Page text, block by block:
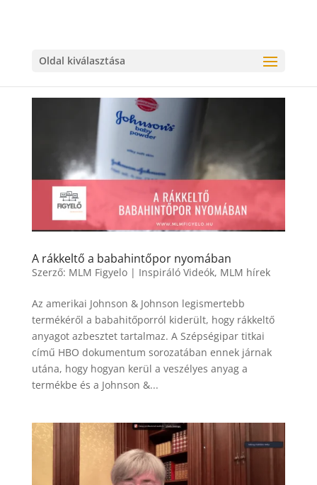
Oldal kiválasztása
A rákkeltő a babahintőpor nyomában
Szerző: MLM Figyelo| Inspiráló Videók, MLM hírek
Az amerikai Johnson & Johnson legismertebb
termékéről a babahitőporról kiderült, hogy rákkeltő
anyagot azbesztet tartalmaz. A Szépségipar titkai
című HBO dokumentum sorozatában ennek járnak
utána, hogy hogyan kerül a veszélyes anyag a
termékbe és a Johnson &...